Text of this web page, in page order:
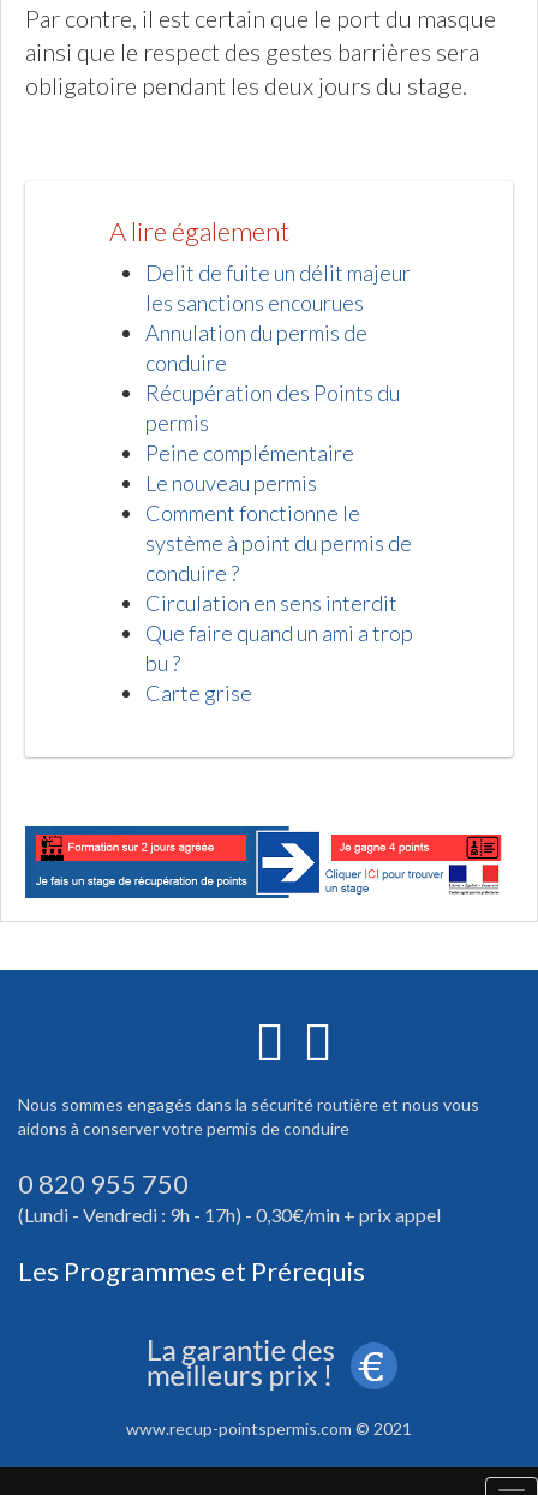
Par contre, il est certain que le port du masque
ainsi que le respect des gestes barrières sera
obligatoire pendant les deux jours du stage.
A lire également
Delit de fuite un délit majeur
les sanctions encourues
Annulation du permis de
conduire
Récupération des Points du
permis
Peine complémentaire
Le nouveau permis
Comment fonctionne le
système à point du permis de
conduire ?
Circulation en sens interdit
Que faire quand un ami a trop
bu ?
Carte grise
Nous sommes engagés dans la sécurité routière et nous vous
aidons à conserver votre permis de conduire
0 820 955 750
(Lundi - Vendredi : 9h - 17h) - 0,30€/min + prix appel
Les Programmes et Prérequis
www.recup-pointspermis.com © 2021